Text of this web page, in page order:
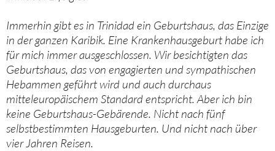
Immerhin gibt es in Trinidad ein Geburtshaus, das Einzige
in der ganzen Karibik. Eine Krankenhausgeburt habe ich
für mich immer ausgeschlossen. Wir besichtigten das
Geburtshaus, das von engagierten und sympa­thischen
Hebammen geführt wird und auch durchaus
mitteleuropäischem Standard entspricht. Aber ich bin
keine Geburtshaus-Gebärende. Nicht nach fünf
selbstbestimmten Hausgeburten. Und nicht nach über
vier Jahren Reisen.